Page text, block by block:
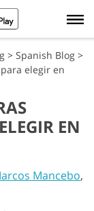
> Spanish Blog >
elegir en
EN
Mancebo,